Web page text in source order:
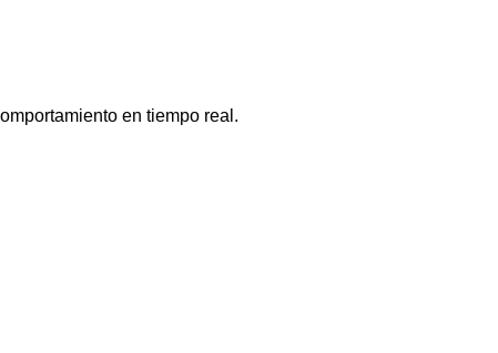
en tiempo real.